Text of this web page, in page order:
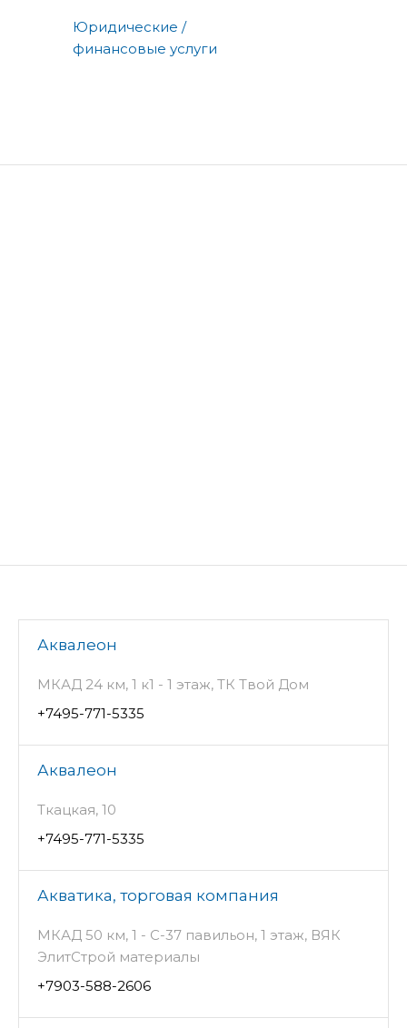
Юридические /
финансовые услуги
Аквалеон
МКАД 24 км, 1 к1 - 1 этаж, ТК Твой Дом
+7495-771-5335
Аквалеон
Ткацкая, 10
+7495-771-5335
Акватика, торговая компания
МКАД 50 км, 1 - C-37 павильон, 1 этаж, ВЯК
ЭлитСтрой материалы
+7903-588-2606